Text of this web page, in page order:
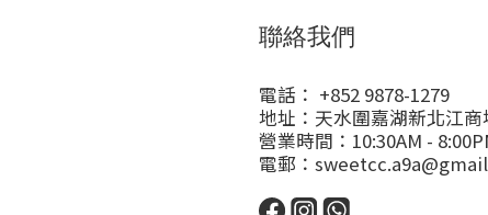
聯絡我們
電話： +852 9878-1279
地址：天水圍嘉湖新北江商
營業時間：10:30AM -
電郵：